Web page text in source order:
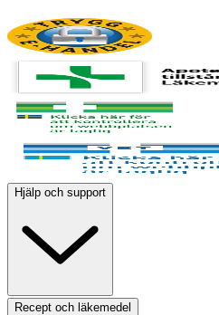
Hjälp och support
Recept och läkemedel